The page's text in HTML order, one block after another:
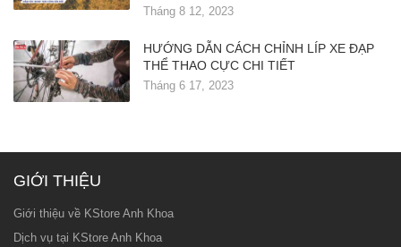
Tháng 8 12, 2023
HƯỚNG DẪN CÁCH CHỈNH LÍP XE ĐẠP
THỂ THAO CỰC CHI TIẾT
Tháng 6 17, 2023
GIỚI THIỆU
Giới thiệu về KStore Anh Khoa
Dịch vụ tại KStore Anh Khoa